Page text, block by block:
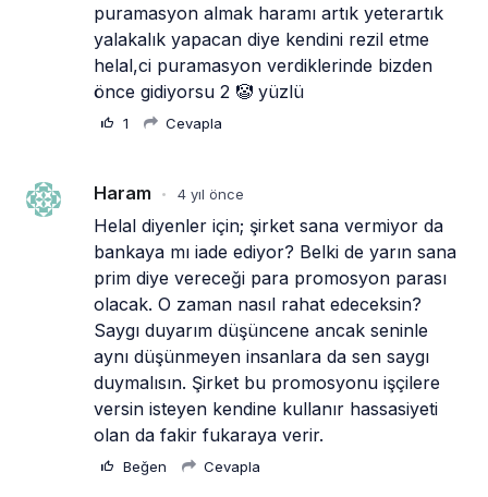
puramasyon almak haramı artık yeterartık
yalakalık yapacan diye kendini rezil etme
helal,ci puramasyon verdiklerinde bizden
önce gidiyorsu 2 🤡 yüzlü
1 Cevapla
Haram • 4 yıl önce
Helal diyenler için; şirket sana vermiyor da
bankaya mı iade ediyor? Belki de yarın sana
prim diye vereceği para promosyon parası
olacak. O zaman nasıl rahat edeceksin?
Saygı duyarım düşüncene ancak seninle
aynı düşünmeyen insanlara da sen saygı
duymalısın. Şirket bu promosyonu işçilere
versin isteyen kendine kullanır hassasiyeti
olan da fakir fukaraya verir.
Beğen Cevapla